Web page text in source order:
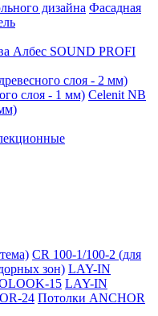
дизайна Фасадная
Албес SOUND PROFI
слоя - 2 мм)
слоя - 1 мм) Celenit NB
CR 100-1/100-2 (для
зон) LAY-IN
15 LAY-IN
24 Потолки ANCHOR